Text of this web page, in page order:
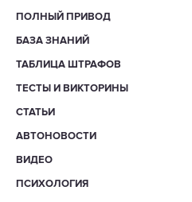
ПОЛНЫЙ ПРИВОД
БАЗА ЗНАНИЙ
ТАБЛИЦА ШТРАФОВ
ТЕСТЫ И ВИКТОРИНЫ
СТАТЬИ
АВТОНОВОСТИ
ВИДЕО
ПСИХОЛОГИЯ